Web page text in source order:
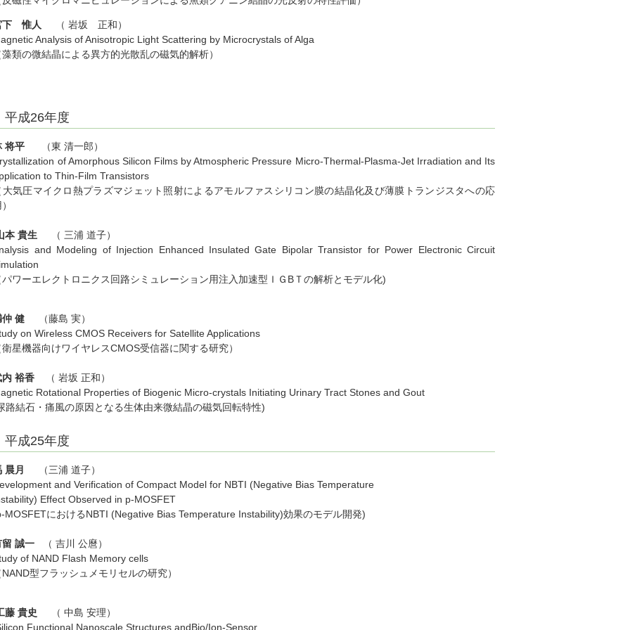
下 惟人
（ 岩坂 正和）
Analysis of Anisotropic Light Scattering by Microcrystals of Alga
藻類の微結晶による異方的光散乱の磁気的解析）
平成26年度
将平 （東 清一郎）
of Amorphous Silicon Films by Atmospheric Pressure Micro-Thermal-Plasma-Jet Irradiation and Its
to Thin-Film Transistors
大気圧マイクロ熱プラズマジェット照射によるアモルファスシリコン膜の結晶化及び薄膜トランジスタへの応
本 貴生 （ 三浦 道子）
and Modeling of Injection Enhanced Insulated Gate Bipolar Transistor for Power Electronic Circuit
パワーエレクトロニクス回路シミュレーション用注入加速型ＩＧBＴの解析とモデル化)
仲 健 （藤島 実）
on Wireless CMOS Receivers for Satellite Applications
衛星機器向けワイヤレスCMOS受信器に関する研究）
内 裕香
（ 岩坂 正和）
Rotational Properties of Biogenic Micro-crystals Initiating Urinary Tract Stones and Gout
路結石・痛風の原因となる生体由来微結晶の磁気回転特性)
平成25年度
晨月
（三浦 道子）
and Verification of Compact Model for NBTI (Negative Bias Temperature
Effect Observed in p-MOSFET
MOSFETにおけるNBTI (Negative Bias Temperature Instability)効果のモデル開発)
留 誠一 （ 吉川 公麿）
of NAND Flash Memory cells
NAND型フラッシュメモリセルの研究）
藤 貴史 （ 中島 安理）
Functional Nanoscale Structures andBio/Ion-Sensor